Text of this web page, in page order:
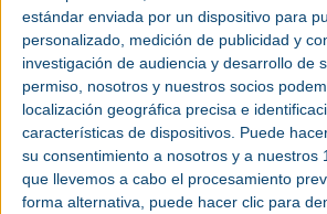
estándar enviada por un dispositivo para
personalizado, medición de publicidad y
investigación de audiencia y desarrollo de
permiso, nosotros y nuestros socios
localización geográfica precisa e
características de dispositivos. Puede
su consentimiento a nosotros y a nuestros
que llevemos a cabo el procesamiento
forma alternativa, puede hacer clic para
una opción sencilla de mantenimiento remoto
velocidad ofrecida por la tecnología 5G.
La plataforma de gestión Sinema Remote
puede utilizarse para proporcionar un acceso fácil
máquinas remotas, incluso estando integradas en
En laindustria , además de la necesidad de la
hay una creciente demanda por el acceso
En estos casos, la comunicación necesita
redes móviles públicas pueden utilizarse para
están localizados a distancias considerables.
pueden conectarse a las máquinas que
móvil mientras están en movimiento.